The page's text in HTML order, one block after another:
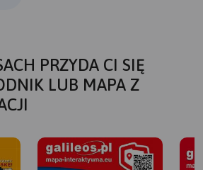
PRZYDA CI SIĘ
LUB MAPA Z